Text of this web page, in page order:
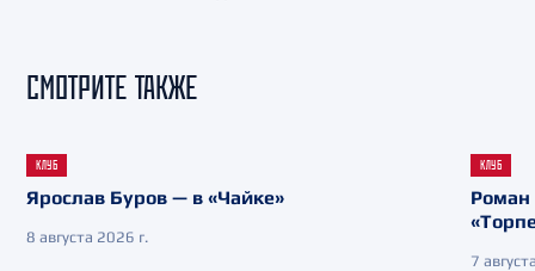
СМОТРИТЕ ТАКЖЕ
КЛУБ
Ярослав Буров — в «Чайке»
8 августа 2026 г.
КЛУБ
Роман
7